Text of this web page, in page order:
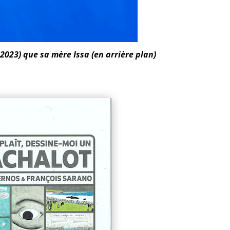
que sa mère Issa (en arrière plan)